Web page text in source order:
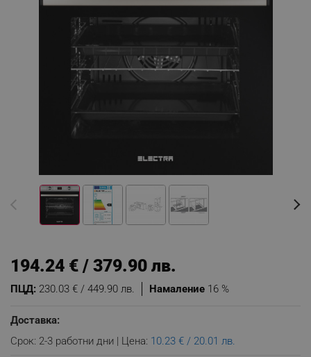
Намаление 16 %
ПЦД: 230.03 € / 449.90 лв.
194.24 € / 379.90 лв.
Доставка:
Срок: 2-3 работни дни | Цена: 10.23 € / 20.01 лв.